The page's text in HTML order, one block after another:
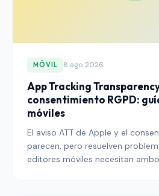
MÓVIL 8 ago 2026
App Tracking
consentimiento RGPD:
móviles
El aviso ATT de Apple y el
parecen, pero resuelven
editores móviles necesitan